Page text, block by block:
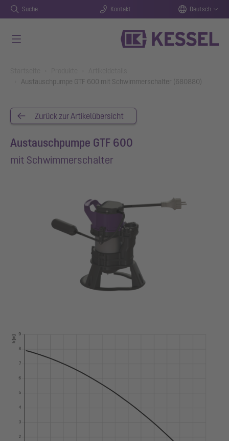
Suche Kontakt Deutsch
Austauschpumpe GTF 600 mit Schwimmerschalter (680880)
Zurück zur Artikelübersicht
Austauschpumpe GTF 600
mit Schwimmerschalter